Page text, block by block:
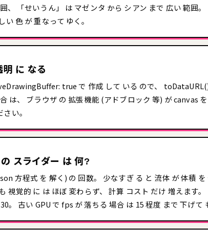
、 「せいうん」 は マゼンタ から シアン まで 広い 範囲
い 色 が 重なって ゆく。
明 に なる
true で 作成 して いる ので、
は、 ブラウザ の 拡張機能 (アドブロック 等) が canvas
い。
の スライダー は 何?
方程式 を 解く) の 回数。 少なすぎ る と 流体 が 体積
視覚的 に は ほぼ 変わらず、 計算 コスト だけ 増えます
。 古い GPU で fps が 落ちる 場合 は 15 程度 まで 下げて